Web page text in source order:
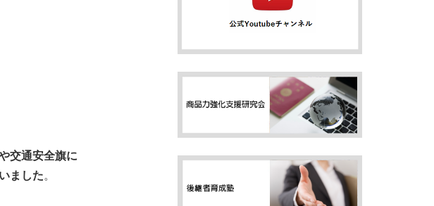
交通安全旗に
ました。